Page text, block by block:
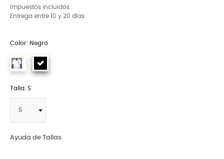
Impuestos incluidos
Entrega entre 10 y 20 días
Color: Negro
Talla: S
Ayuda de Tallas